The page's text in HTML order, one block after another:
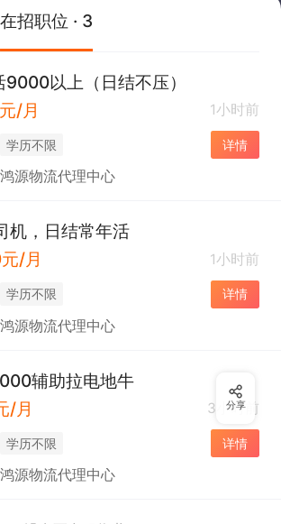
在招职位 · 3
以上（日结不压）
/月
1小时前
学历不限 详情
源物流代理中心
机，日结常年活
/月
1小时前
学历不限 详情
源物流代理中心
辅助拉电地牛
/月
3小时前
学历不限 详情
源物流代理中心
分享